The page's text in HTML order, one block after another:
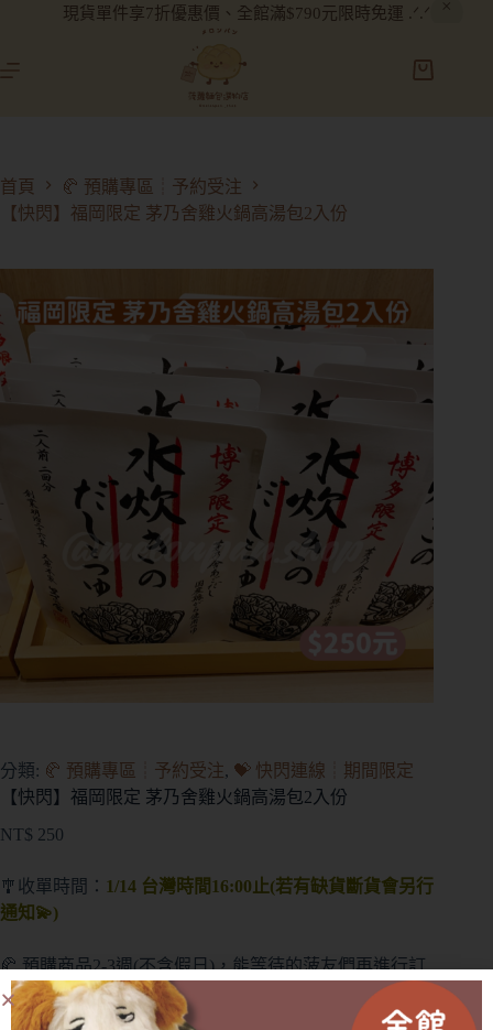
現貨單件享7折優惠價、全館滿$790元限時免運 .ᐟ.ᐟ
首頁
🥐 預購專區┊予約受注
【快閃】福岡限定 茅乃舍雞火鍋高湯包2入份
分類: 🥐 預購專區┊予約受注, 💝 快閃連線┊期間限定
【快閃】福岡限定 茅乃舍雞火鍋高湯包2入份
NT$ 250
🎐收單時間： 1/14 台灣時間16:00止(若有缺貨斷貨會另行
通知💫)
🥐 預購商品2-3週(不含假日)，能等待的菠友們再進行訂
購(提前或延後都會另行通知)
🥐 外盒在運送中多少會有碰撞/碎裂等狀況發生，不會影